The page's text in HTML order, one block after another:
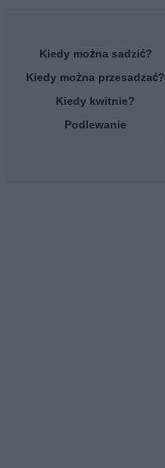
Kiedy można sadzić?
Kiedy można przesadzać?
Kiedy kwitnie?
Podlewanie